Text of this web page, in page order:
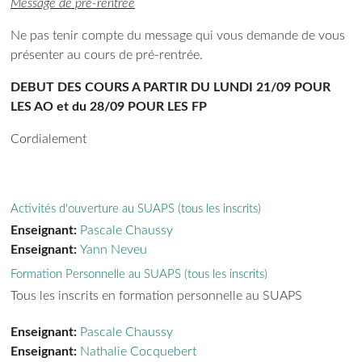
Message de pré-rentrée
Ne pas tenir compte du message qui vous demande de vous
présenter au cours de pré-rentrée.
DEBUT DES COURS A PARTIR DU LUNDI 21/09 POUR
LES AO et du 28/09 POUR LES FP
Cordialement
Activités d'ouverture au SUAPS (tous les inscrits)
Enseignant: Pascale Chaussy
Enseignant: Yann Neveu
Formation Personnelle au SUAPS (tous les inscrits)
Tous les inscrits en formation personnelle au SUAPS
Enseignant: Pascale Chaussy
Enseignant: Nathalie Cocquebert